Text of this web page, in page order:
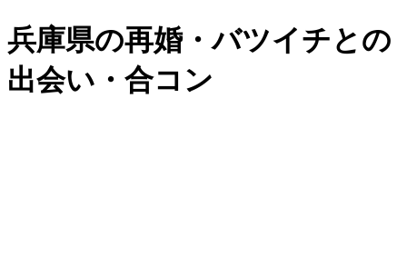
兵庫県の再婚・バツイチとの
出会い・合コン